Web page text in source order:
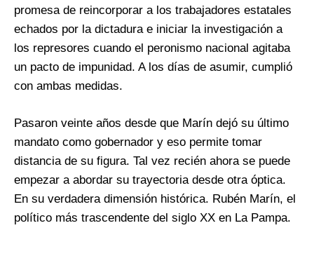
promesa de reincorporar a los trabajadores estatales
echados por la dictadura e iniciar la investigación a
los represores cuando el peronismo nacional agitaba
un pacto de impunidad. A los días de asumir, cumplió
con ambas medidas.
Pasaron veinte años desde que Marín dejó su último
mandato como gobernador y eso permite tomar
distancia de su figura. Tal vez recién ahora se puede
empezar a abordar su trayectoria desde otra óptica.
En su verdadera dimensión histórica. Rubén Marín, el
político más trascendente del siglo XX en La Pampa.